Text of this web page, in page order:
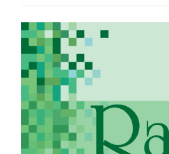
Barra
lateral
de
artigos